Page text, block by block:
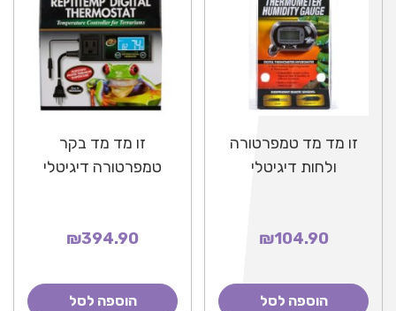
זו מד מד טמפרטורה
ולחות דיגיטלי
₪104.90
הוספה לסל
זו מד מד בקר
טמפרטורה דיגיטלי
₪394.90
הוספה לסל